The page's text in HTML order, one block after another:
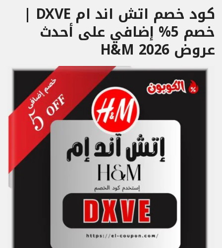
كود خصم اتش اند ام DXVE |
خصم 5% إضافي على أحدث
عروض H&M 2026